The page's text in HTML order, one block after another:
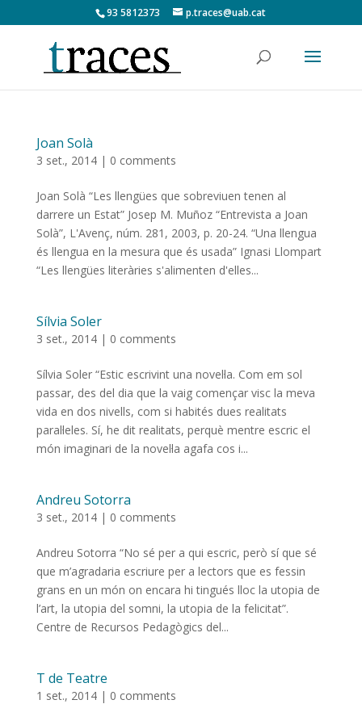
93 5812373 p.traces@uab.cat
Joan Solà
3 set., 2014| 0 comments
Joan Solà “Les llengües que sobreviuen tenen al
darrere un Estat” Josep M. Muñoz “Entrevista a Joan
Solà”, L'Avenç, núm. 281, 2003, p. 20-24. “Una llengua
és llengua en la mesura que és usada” Ignasi Llompart
“Les llengües literàries s'alimenten d'elles...
Sílvia Soler
3 set., 2014| 0 comments
Sílvia Soler “Estic escrivint una novel·la. Com em sol
passar, des del dia que la vaig començar visc la meva
vida en dos nivells, com si habités dues realitats
paral·leles. Sí, he dit realitats, perquè mentre escric el
món imaginari de la novel·la agafa cos i...
Andreu Sotorra
3 set., 2014| 0 comments
Andreu Sotorra “No sé per a qui escric, però sí que sé
que m’agradaria escriure per a lectors que es fessin
grans en un món on encara hi tingués lloc la utopia de
l’art, la utopia del somni, la utopia de la felicitat”.
Centre de Recursos Pedagògics del...
T de Teatre
1 set., 2014| 0 comments